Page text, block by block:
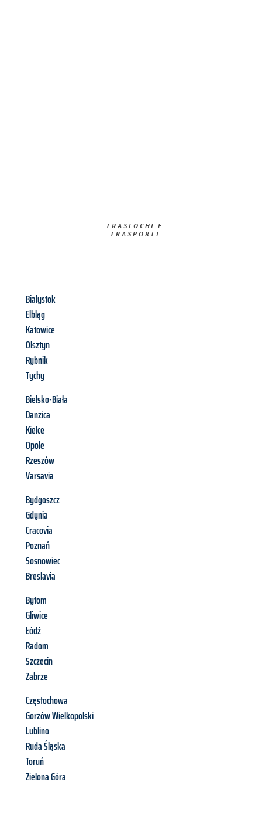
TRASLOCHI E
TRASPORTI​
Białystok
Elbląg
Katowice
Olsztyn
Rybnik
Tychy
Bielsko-Biała
Danzica
Kielce
Opole
Rzeszów
Varsavia
Bydgoszcz
Gdynia
Cracovia
Poznań
Sosnowiec
Breslavia
Bytom
Gliwice
Łódź
Radom
Szczecin
Zabrze
Częstochowa
Gorzów Wielkopolski
Lublino
Ruda Śląska
Toruń
Zielona Góra